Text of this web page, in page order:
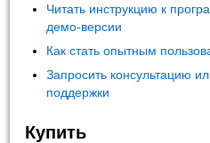
Читать инструкцию к
демо-версии
Как стать опытным
Запросить консультацию
поддержки
Купить